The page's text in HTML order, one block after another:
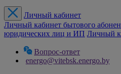
Личный кабинет
Личный кабинет бытового
юридических лиц и ИП Личный
Вопрос-ответ
energo@vitebsk.energo.by